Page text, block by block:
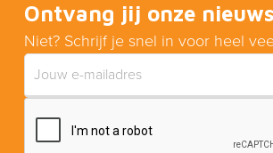
Ontvang jij onze
Niet? Schrijf je snel in voor heel